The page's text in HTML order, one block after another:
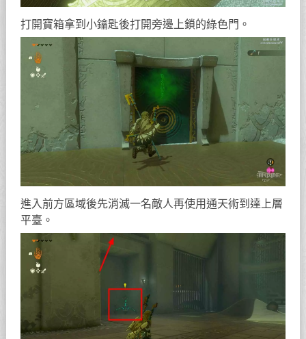
打開寶箱拿到小鑰匙後打開旁邊上鎖的綠色門。
進入前方區域後先消滅一名敵人再使用通天術到達上層
平臺。